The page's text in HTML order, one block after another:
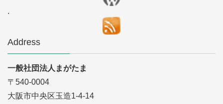
.
Address
一般社団法人まがたま
〒540-0004
大阪市中央区玉造1-4-14